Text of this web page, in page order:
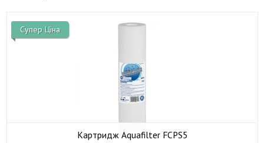
Супер Ціна
Картридж Aquafilter FCPS5